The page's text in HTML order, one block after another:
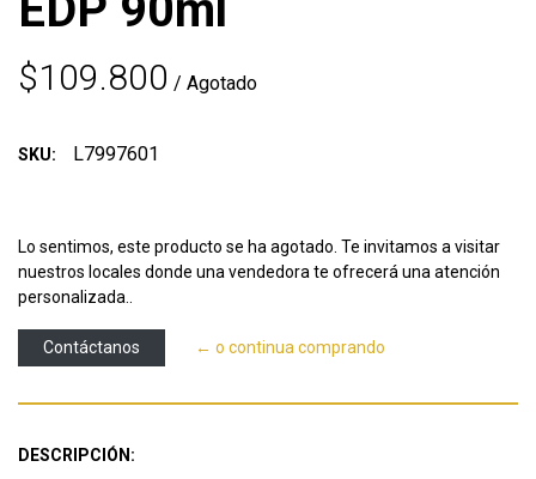
$109.800 / Agotado
SKU: L7997601
Lo sentimos, este producto se ha agotado. Te invitamos a visitar
nuestros locales donde una vendedora te ofrecerá una atención
personalizada..
Contáctanos ← o continua comprando
DESCRIPCIÓN: